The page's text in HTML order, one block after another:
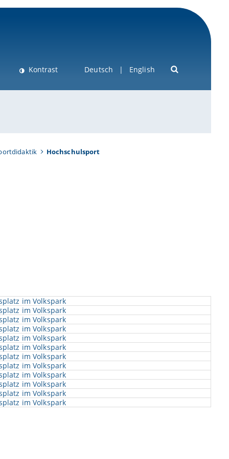
Kontrast Deutsch English
Hochschulsport
im Volkspark
im Volkspark
im Volkspark
im Volkspark
im Volkspark
im Volkspark
im Volkspark
im Volkspark
im Volkspark
im Volkspark
im Volkspark
im Volkspark